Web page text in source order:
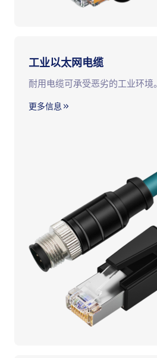
工业以太网电缆
耐用电缆可承受恶劣的工业环境。
更多信息